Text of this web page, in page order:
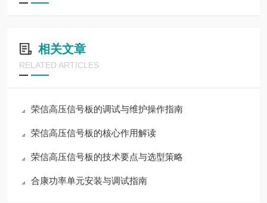
相关文章
RELATED ARTICLES
荣信高压信号板的调试与维护操作指南
荣信高压信号板的核心作用解读
荣信高压信号板的技术要点与选型策略
合康功率单元安装与调试指南